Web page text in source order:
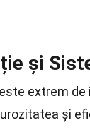
și
extrem
și